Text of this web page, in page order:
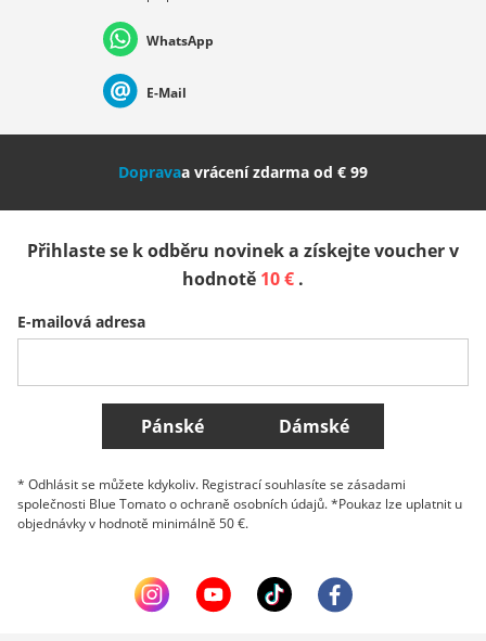
Nederland Italia (Italiano) Italien (Deutsch)
Slovenija
Belgique (Français) Danmark Norge
Všechny země
WhatsApp
E-Mail
Dopravaa vrácení zdarma od € 99
Přihlaste se k odběru novinek a získejte voucher v
hodnotě 10 € .
E-mailová adresa
Pánské Dámské
* Odhlásit se můžete kdykoliv. Registrací souhlasíte se zásadami
společnosti Blue Tomato o ochraně osobních údajů. *Poukaz lze uplatnit u
objednávky v hodnotě minimálně 50 €.